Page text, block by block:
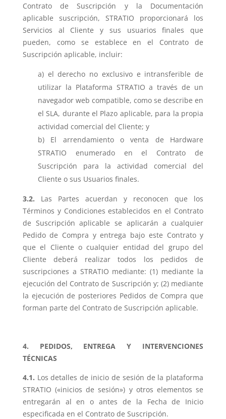
Contrato de Suscripción y la Documentación
aplicable suscripción, STRATIO proporcionará los
Servicios al Cliente y sus usuarios finales que
pueden, como se establece en el Contrato de
Suscripción aplicable, incluir:
el derecho no exclusivo e intransferible de
utilizar la Plataforma STRATIO a través de un
navegador web compatible, como se describe en
el SLA, durante el Plazo aplicable, para la propia
actividad comercial del Cliente; y
El arrendamiento o venta de Hardware
STRATIO enumerado en el Contrato de
Suscripción para la actividad comercial del
Cliente o sus Usuarios finales.
3.2. Las Partes acuerdan y reconocen que los
Términos y Condiciones establecidos en el Contrato
de Suscripción aplicable se aplicarán a cualquier
Pedido de Compra y entrega bajo este Contrato y
que el Cliente o cualquier entidad del grupo del
Cliente deberá realizar todos los pedidos de
suscripciones a STRATIO mediante: (1) mediante la
ejecución del Contrato de Suscripción y; (2) mediante
la ejecución de posteriores Pedidos de Compra que
forman parte del Contrato de Suscripción aplicable.
4. PEDIDOS, ENTREGA Y INTERVENCIONES
TÉCNICAS
4.1. Los detalles de inicio de sesión de la plataforma
STRATIO («inicios de sesión») y otros elementos se
entregarán al en o antes de la Fecha de Inicio
especificada en el Contrato de Suscripción.